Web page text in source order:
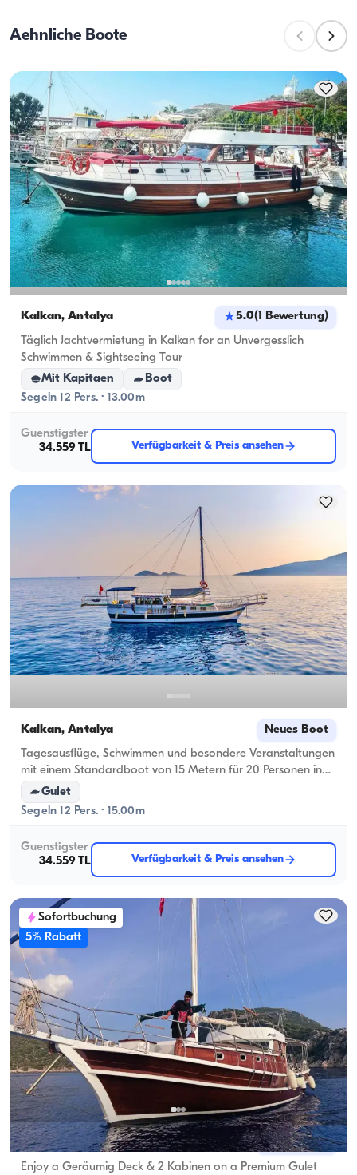
Passagierzahl bei Tagesausflügen bezeichnet. Bei der
Übernachtungskapazität berücksichtigt werden; bei
Tagesvermietungen gilt die Tageskapazität.
Aehnliche Boote
Kalkan, Antalya 5.0(1 Bewertung)
Täglich Jachtvermietung in Kalkan for an Unvergesslich
Schwimmen & Sightseeing Tour
Mit Kapitaen
Boot
Segeln 12 Pers. · 13.00m
Guenstigster
34.559 TL
Verfügbarkeit & Preis ansehen
Kalkan, Antalya Neues Boot
Tagesausflüge, Schwimmen und besondere Veranstaltungen
mit einem Standardboot von 15 Metern für 20 Personen in
den türkisfarbenen Gewässern von Kalkan
Gulet
Segeln 12 Pers. · 15.00m
Guenstigster
34.559 TL
Verfügbarkeit & Preis ansehen
Sofortbuchung
5% Rabatt
Kalkan, Antalya Neues Boot
Enjoy a Geräumig Deck & 2 Kabinen on a Premium Gulet